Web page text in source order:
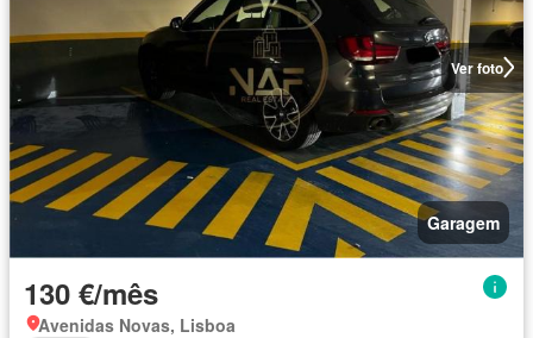
Ver foto
Garagem
130 €/mês
Avenidas Novas, Lisboa